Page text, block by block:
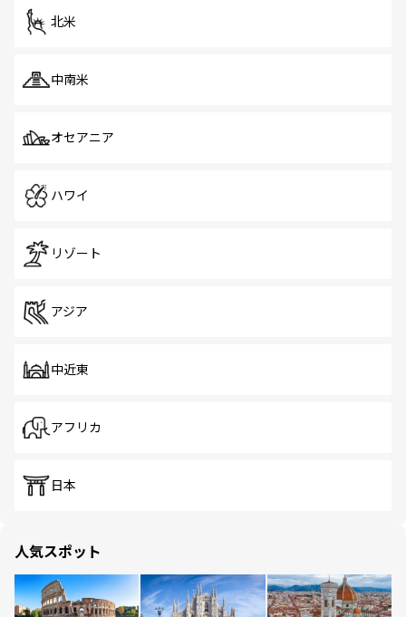
北米
中南米
オセアニア
ハワイ
リゾート
アジア
中近東
アフリカ
日本
人気スポット